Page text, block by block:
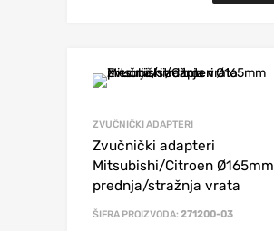
ZVUČNIČKI ADAPTERI
Zvučnički adapteri
Mitsubishi/Citroen Ø165mm
prednja/stražnja vrata
ŠIFRA PROIZVODA: 271200-03